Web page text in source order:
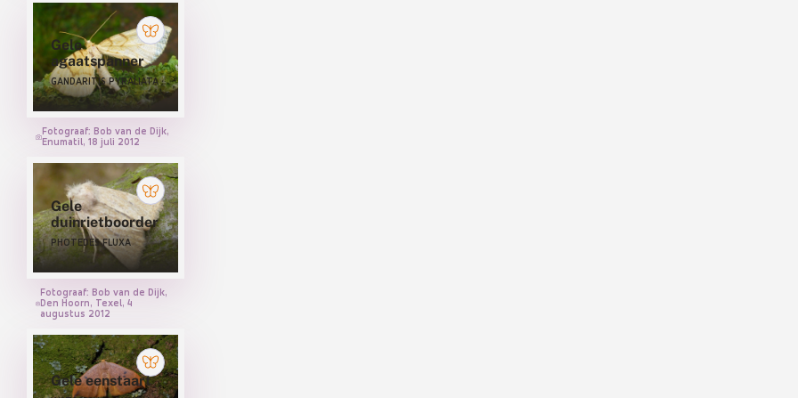
Bloeddrupjes (ZYGAENIDAE)
Eenstaartjes (DREPANIDAE)
Herfstspinners (BRAHMAEIDAE)
Nachtpauwogen (SATURNIIDAE)
Pijlstaarten (SPHINGIDAE)
Slakrupsen (LIMACODIDAE)
Spanners (GEOMETRIDAE)
Spinners (LASIOCAMPIDAE)
Spinneruilen (EREBIDAE)
Uilen (NOCTUIDAE)
Venstervlekjes (THYRIDIDAE)
Gele
agaatspanner
GANDARITIS PYRALIATA
Fotograaf: Bob van de Dijk,
Enumatil, 18 juli 2012
Gele
duinrietboorder
PHOTEDES FLUXA
Fotograaf: Bob van de Dijk,
Den Hoorn, Texel, 4
augustus 2012
Gele eenstaart